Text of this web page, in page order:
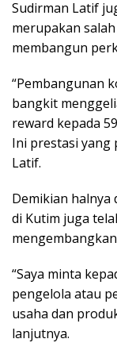
Sudirman Latif
merupakan
membangun
“Pembangunan
bangkit
reward kepada
Ini prestasi yang
Latif.
Demikian halnya
di Kutim juga
“Saya minta
pengelola atau
usaha dan
lanjutnya.